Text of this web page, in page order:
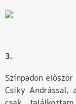
3.
Színpadon először
Csíky Andrással,